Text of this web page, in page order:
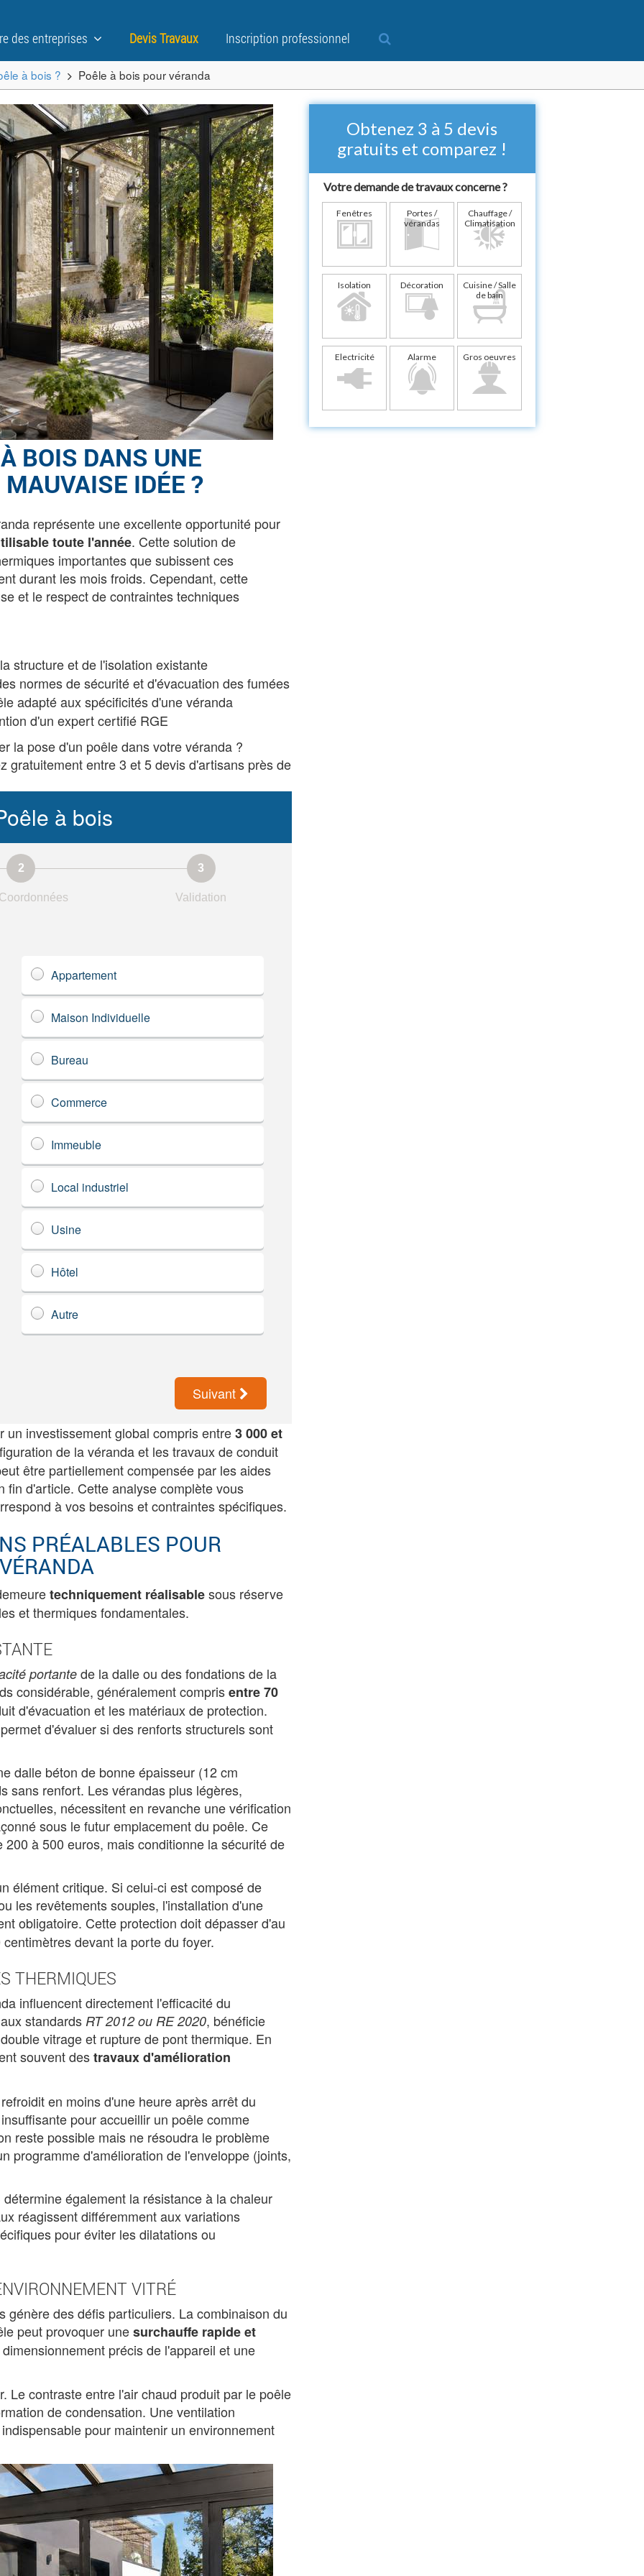
des entreprises Devis Travaux Inscription professionnel
à bois ? Poêle à bois pour véranda
BOIS DANS UNE
IDÉE ?
représente une excellente opportunité pour
toute l'année. Cette solution de
importantes que subissent ces
durant les mois froids. Cependant, cette
et le respect de contraintes techniques
structure et de l'isolation existante
normes de sécurité et d'évacuation des fumées
adapté aux spécificités d'une véranda
d'un expert certifié RGE
la pose d'un poêle dans votre véranda ?
gratuitement entre 3 et 5 devis d'artisans près de
à bois
Validation
Appartement
Maison Individuelle
Bureau
Commerce
Immeuble
Local industriel
Usine
Hôtel
Autre
Suivant
investissement global compris entre3 000 et
de la véranda et les travaux de conduit
être partiellement compensée par les aides
fin d'article. Cette analyse complète vous
à vos besoins et contraintes spécifiques.
PRÉALABLES POUR
techniquement réalisablesous réserve
et thermiques fondamentales.
portantede la dalle ou des fondations de la
considérable, généralement comprisentre 70
d'évacuation et les matériaux de protection.
d'évaluer si des renforts structurels sont
dalle béton de bonne épaisseur (12 cm
sans renfort. Les vérandas plus légères,
nécessitent en revanche une vérification
sous le futur emplacement du poêle. Ce
à 500 euros, mais conditionne la sécurité de
élément critique. Si celui-ci est composé de
les revêtements souples, l'installation d'une
obligatoire. Cette protection doit dépasser d'au
devant la porte du foyer.
THERMIQUES
influencent directement l'efficacité du
standards RT 2012 ou RE 2020, bénéficie
vitrage et rupture de pont thermique. En
souvent destravaux d'amélioration
en moins d'une heure après arrêt du
pour accueillir un poêle comme
reste possible mais ne résoudra le problème
programme d'amélioration de l'enveloppe (joints,
également la résistance à la chaleur
réagissent différemment aux variations
pour éviter les dilatations ou
VITRÉ
génère des défis particuliers. La combinaison du
peut provoquer unesurchauffe rapide et
précis de l'appareil et une
Le contraste entre l'air chaud produit par le poêle
de condensation. Une ventilation
pour maintenir un environnement
Obtenez 3 à 5 devis
gratuits et comparez !
Votre demande de travaux concerne ?
Fenêtres
Portes /
vérandas
Chauffage /
Climatisation
Isolation Décoration
Cuisine / Salle
de bain
Electricité Alarme Gros oeuvres